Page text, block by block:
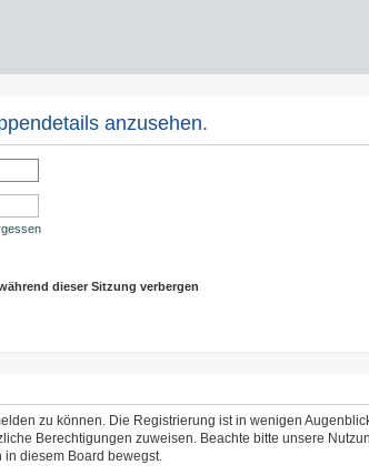
anzusehen.
dieser Sitzung verbergen
zu können. Die Registrierung ist in wenigen
Berechtigungen zuweisen. Beachte bitte unsere
diesem Board bewegst.